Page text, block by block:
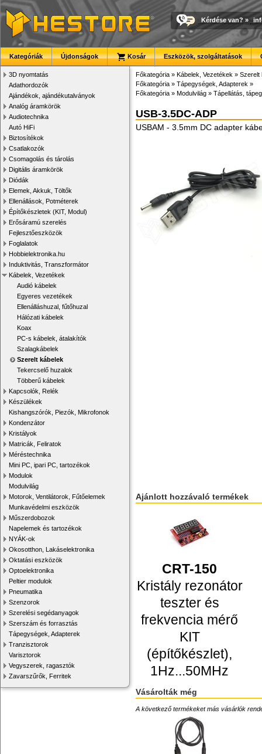
Kérdése van? »
Kategóriák Újdonságok Kosár Eszközök, szolgáltatások
3D nyomtatás
Adathordozók
Ajándékok, ajándékutalványok
Analóg áramkörök
Audiotechnika
Autó HiFi
Biztosítékok
Csatlakozók
Csomagolás és tárolás
Digitális áramkörök
Diódák
Elemek, Akkuk, Töltők
Ellenállások, Potméterek
Építőkészletek (KIT, Modul)
Erősáramú szerelés
Fejlesztőeszközök
Foglalatok
Hobbielektronika.hu
Induktivitás, Transzformátor
Kábelek, Vezetékek
Audió kábelek
Egyeres vezetékek
Ellenálláshuzal, fűtőhuzal
Hálózati kábelek
Koax
PC-s kábelek, átalakítók
Szalagkábelek
Szerelt kábelek
Tekercselő huzalok
Többerű kábelek
Kapcsolók, Relék
Készülékek
Kishangszórók, Piezók, Mikrofonok
Kondenzátor
Kristályok
Matricák, Feliratok
Méréstechnika
Mini PC, ipari PC, tartozékok
Modulok
Modulvilág
Motorok, Ventilátorok, Fűtőelemek
Munkavédelmi eszközök
Műszerdobozok
Napelemek és tartozékok
NYÁK-ok
Okosotthon, Lakáselektronika
Oktatási eszközök
Optoelektronika
Peltier modulok
Pneumatika
Szenzorok
Szerelési segédanyagok
Szerszám és forrasztás
Tápegységek, Adapterek
Tranzisztorok
Varisztorok
Vegyszerek, ragasztók
Zavarszűrők, Ferritek
Főkategória » Kábelek, Vezetékek » Szerelt
Főkategória » Tápegységek, Adapterek »
Főkategória » Modulvilág » Tápellátás,
USB-3.5DC-ADP
USBAM - 3.5mm DC adapter
Ajánlott hozzávaló termékek
CRT-150
Kristály rezonátor
teszter és
frekvencia mérő
KIT
(építőkészlet),
1Hz...50MHz
Vásárolták még
A következő termékeket más vásárlók